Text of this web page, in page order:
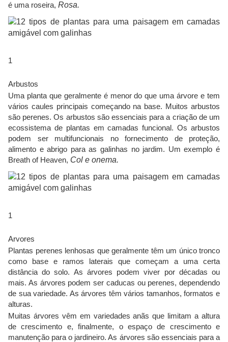
é uma roseira, Rosa.
1
Arbustos
Uma planta que geralmente é menor do que uma árvore e tem
vários caules principais começando na base. Muitos arbustos
são perenes. Os arbustos são essenciais para a criação de um
ecossistema de plantas em camadas funcional. Os arbustos
podem ser multifuncionais no fornecimento de proteção,
alimento e abrigo para as galinhas no jardim. Um exemplo é
Breath of Heaven, Col e onema.
1
Arvores
Plantas perenes lenhosas que geralmente têm um único tronco
como base e ramos laterais que começam a uma certa
distância do solo. As árvores podem viver por décadas ou
mais. As árvores podem ser caducas ou perenes, dependendo
de sua variedade. As árvores têm vários tamanhos, formatos e
alturas.
Muitas árvores vêm em variedades anãs que limitam a altura
de crescimento e, finalmente, o espaço de crescimento e
manutenção para o jardineiro. As árvores são essenciais para a